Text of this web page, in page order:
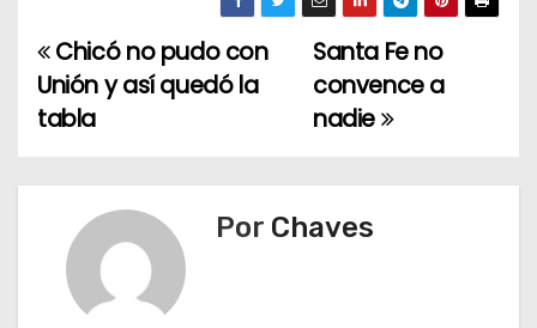
N
a
Santa Fe no
convence a
nadie
Chicó no pudo con
Unión y así quedó la
tabla
Por Chaves